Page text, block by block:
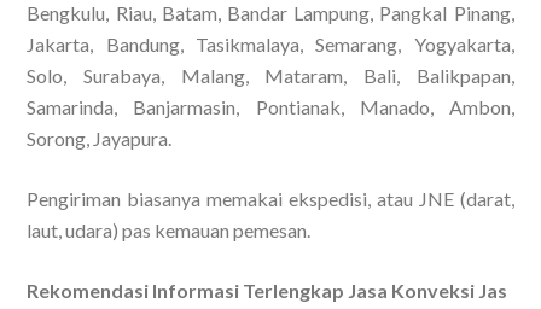
Bengkulu, Riau, Batam, Bandar Lampung, Pangkal Pinang,
Jakarta, Bandung, Tasikmalaya, Semarang, Yogyakarta,
Solo, Surabaya, Malang, Mataram, Bali, Balikpapan,
Samarinda, Banjarmasin, Pontianak, Manado, Ambon,
Sorong, Jayapura.
Pengiriman biasanya memakai ekspedisi, atau JNE (darat,
laut, udara) pas kemauan pemesan.
Rekomendasi Informasi Terlengkap Jasa Konveksi Jas